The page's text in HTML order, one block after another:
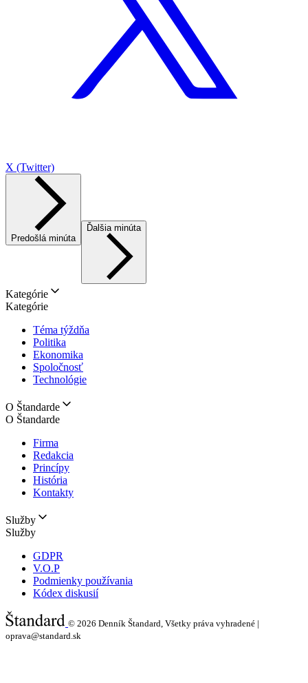
X (Twitter)
Predošlá minúta
Ďalšia minúta
Kategórie
Kategórie
Téma týždňa
Politika
Ekonomika
Spoločnosť
Technológie
O Štandarde
O Štandarde
Firma
Redakcia
Princípy
História
Kontakty
Služby
Služby
GDPR
V.O.P
Podmienky používania
Kódex diskusií
© 2026 Denník Štandard, Všetky práva vyhradené |
oprava@standard.sk